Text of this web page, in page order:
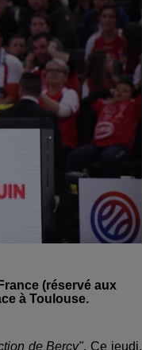
(réservé aux
à Toulouse.
de Bercy". Ce jeudi,